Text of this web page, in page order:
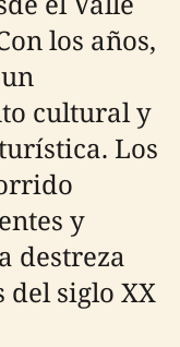
los años,
cultural y
Los
y
destreza
siglo XX